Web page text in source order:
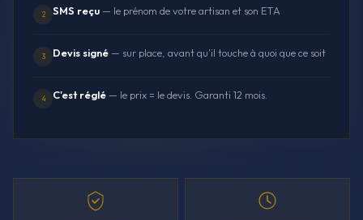
2 SMS reçu — le prénom de votre artisan et son ETA
3 Devis signé — sur place, avant qu'il touche à quoi que ce soit
4 C'est réglé — le prix = le devis. Garanti 12 mois.